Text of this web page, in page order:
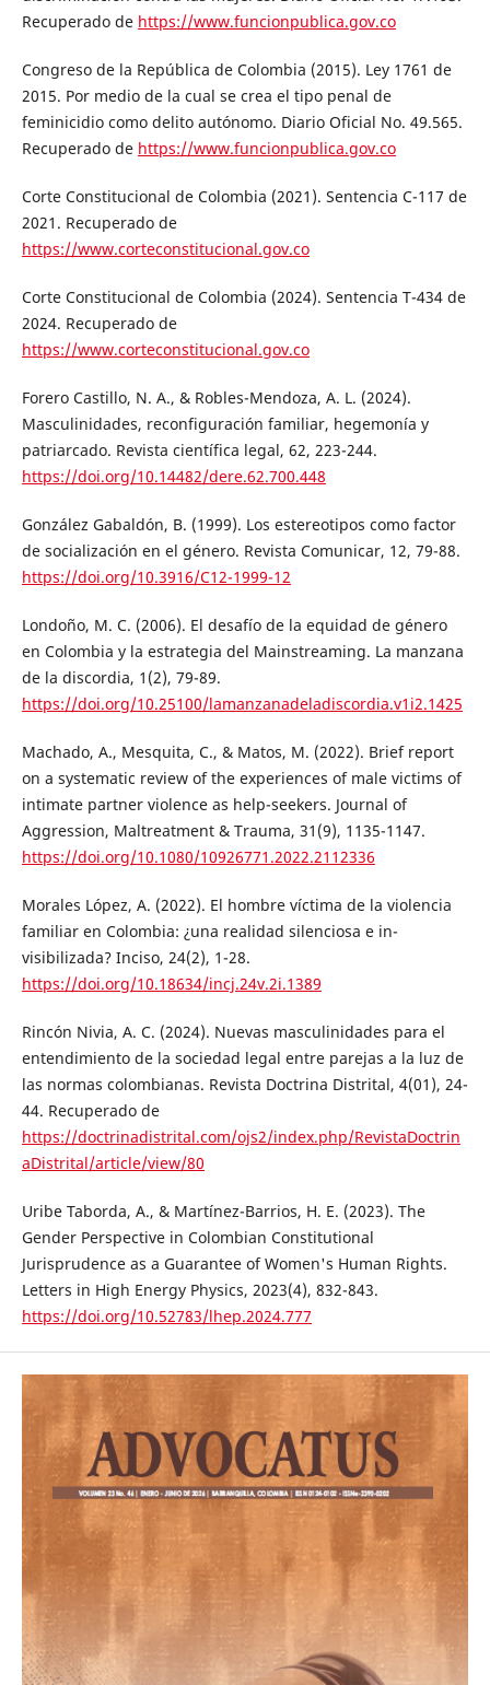
Recuperado de https://www.funcionpublica.gov.co
Congreso de la República de Colombia (2015). Ley 1761 de
2015. Por medio de la cual se crea el tipo penal de
feminicidio como delito autónomo. Diario Oficial No. 49.565.
Recuperado de https://www.funcionpublica.gov.co
Corte Constitucional de Colombia (2021). Sentencia C-117 de
2021. Recuperado de
https://www.corteconstitucional.gov.co
Corte Constitucional de Colombia (2024). Sentencia T-434 de
2024. Recuperado de
https://www.corteconstitucional.gov.co
Forero Castillo, N. A., & Robles-Mendoza, A. L. (2024).
Masculinidades, reconfiguración familiar, hegemonía y
patriarcado. Revista científica legal, 62, 223-244.
https://doi.org/10.14482/dere.62.700.448
González Gabaldón, B. (1999). Los estereotipos como factor
de socialización en el género. Revista Comunicar, 12, 79-88.
https://doi.org/10.3916/C12-1999-12
Londoño, M. C. (2006). El desafío de la equidad de género
en Colombia y la estrategia del Mainstreaming. La manzana
de la discordia, 1(2), 79-89.
https://doi.org/10.25100/lamanzanadeladiscordia.v1i2.1425
Machado, A., Mesquita, C., & Matos, M. (2022). Brief report
on a systematic review of the experiences of male victims of
intimate partner violence as help-seekers. Journal of
Aggression, Maltreatment & Trauma, 31(9), 1135-1147.
https://doi.org/10.1080/10926771.2022.2112336
Morales López, A. (2022). El hombre víctima de la violencia
familiar en Colombia: ¿una realidad silenciosa e in-
visibilizada? Inciso, 24(2), 1-28.
https://doi.org/10.18634/incj.24v.2i.1389
Rincón Nivia, A. C. (2024). Nuevas masculinidades para el
entendimiento de la sociedad legal entre parejas a la luz de
las normas colombianas. Revista Doctrina Distrital, 4(01), 24-
44. Recuperado de
https://doctrinadistrital.com/ojs2/index.php/RevistaDoctrin
aDistrital/article/view/80
Uribe Taborda, A., & Martínez-Barrios, H. E. (2023). The
Gender Perspective in Colombian Constitutional
Jurisprudence as a Guarantee of Women's Human Rights.
Letters in High Energy Physics, 2023(4), 832-843.
https://doi.org/10.52783/lhep.2024.777